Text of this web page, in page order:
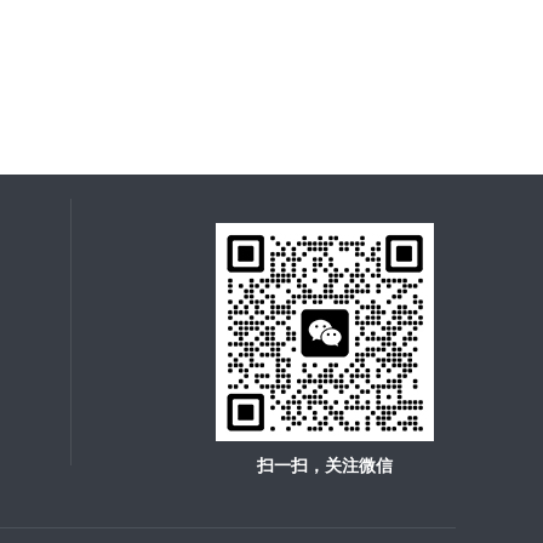
扫一扫，关注微信